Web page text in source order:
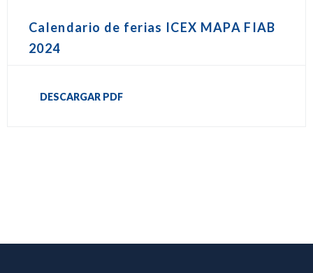
Calendario de ferias ICEX MAPA FIAB
2024
DESCARGAR PDF